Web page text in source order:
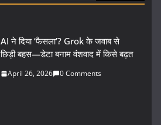
AI ने दिया ‘फैसला’? Grok के जवाब से
छिड़ी बहस—डेटा बनाम वंशवाद में किसे बढ़त
April 26, 2026 0 Comments